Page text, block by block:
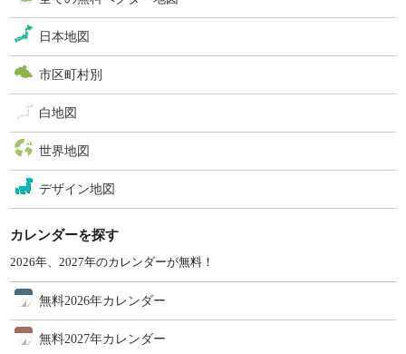
日本地図
市区町村別
白地図
世界地図
デザイン地図
カレンダーを探す
2026年、2027年のカレンダーが無料！
無料2026年カレンダー
無料2027年カレンダー